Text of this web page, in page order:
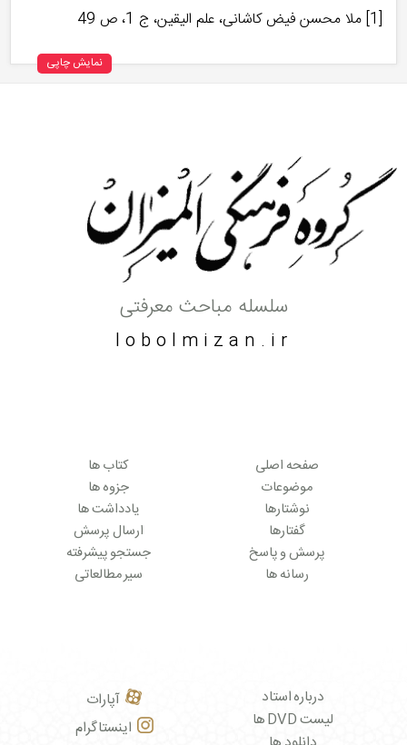
[1] ملا محسن فيض كاشانى، علم اليقين، ج 1، ص 49
نمایش چاپی
سلسله مباحث معرفتی
lobolmizan.ir
صفحه اصلی
موضوعات
نوشتارها
گفتارها
پرسش و پاسخ
رسانه ها
کتاب ها
جزوه ها
یادداشت ها
ارسال پرسش
جستجو پیشرفته
سیر مطالعاتی
درباره استاد
لیست DVD ها
آپارات
اینستاگرام